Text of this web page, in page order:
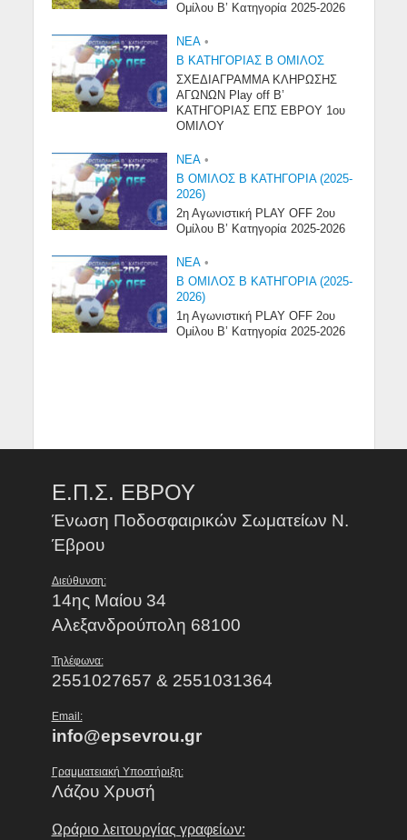
Ομίλου Β’ Κατηγορία 2025-2026
NEA •
Β ΚΑΤΗΓΟΡΙΑΣ Β ΟΜΙΛΟΣ
ΣΧΕΔΙΑΓΡΑΜΜΑ ΚΛΗΡΩΣΗΣ
ΑΓΩΝΩΝ Play off B’
ΚΑΤΗΓΟΡΙΑΣ ΕΠΣ ΕΒΡΟΥ 1ου
ΟΜΙΛΟΥ
NEA •
Β ΟΜΙΛΟΣ Β ΚΑΤΗΓΟΡΙΑ (2025-
2026)
2η Αγωνιστική PLAY OFF 2ου
Ομίλου Β’ Κατηγορία 2025-2026
NEA •
Β ΟΜΙΛΟΣ Β ΚΑΤΗΓΟΡΙΑ (2025-
2026)
1η Αγωνιστική PLAY OFF 2ου
Ομίλου Β’ Κατηγορία 2025-2026
Ε.Π.Σ. ΕΒΡΟΥ
Ένωση Ποδοσφαιρικών Σωματείων Ν.
Έβρου
Διεύθυνση:
14ης Μαίου 34
Αλεξανδρούπολη 68100
Τηλέφωνα:
2551027657 & 2551031364
Email:
info@epsevrou.gr
Γραμματειακή Υποστήριξη:
Λάζου Χρυσή
Ωράριο λειτουργίας γραφείων: